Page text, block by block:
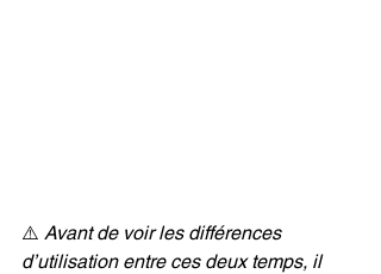
⚠️ Avant de voir les différences
d’utilisation entre ces deux temps, il